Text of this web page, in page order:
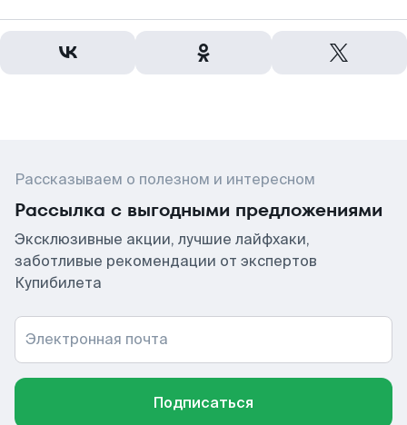
Рассказываем о полезном и интересном
Рассылка с выгодными предложениями
Эксклюзивные акции, лучшие лайфхаки,
заботливые рекомендации от экспертов
Купибилета
Электронная почта
Подписаться